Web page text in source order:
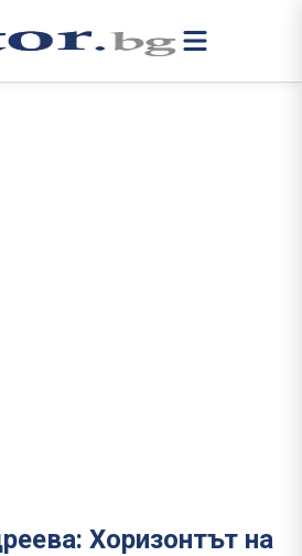
Хоризонтът на